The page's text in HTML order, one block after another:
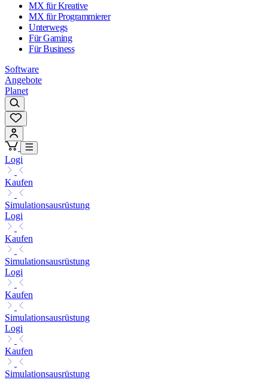
MX für Kreative
MX für Programmierer
Unterwegs
Für Gaming
Für Business
Software
Angebote
Planet
Logi
Kaufen
Simulationsausrüstung
Logi
Kaufen
Simulationsausrüstung
Logi
Kaufen
Simulationsausrüstung
Logi
Kaufen
Simulationsausrüstung